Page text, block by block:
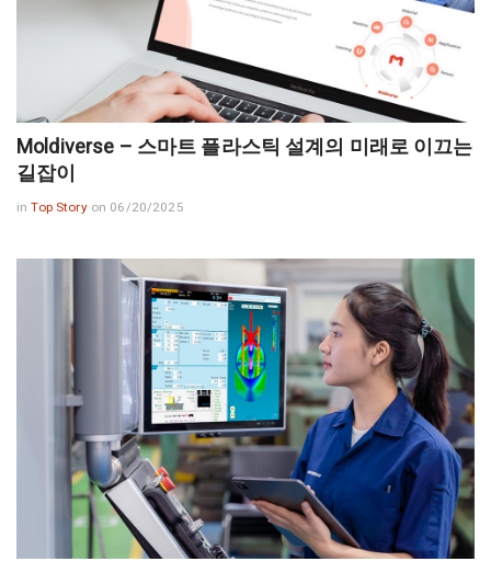
Moldiverse – 스마트 플라스틱 설계의 미래로 이끄는
길잡이
inTop Story on 06/20/2025